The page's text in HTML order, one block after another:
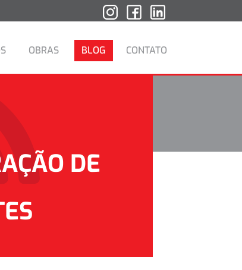
OBRAS BLOG CONTATO
DE